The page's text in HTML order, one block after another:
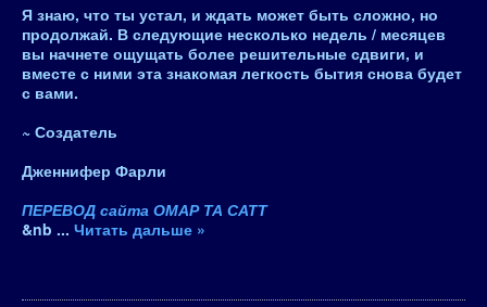
Я знаю, что ты устал, и ждать может быть сложно, но
продолжай. В следующие несколько недель / месяцев
вы начнете ощущать более решительные сдвиги, и
вместе с ними эта знакомая легкость бытия снова будет
с вами.
~ Создатель
Дженнифер Фарли
ПЕРЕВОД сайта ОМАР ТА САТТ
&nb ... Читать дальше »